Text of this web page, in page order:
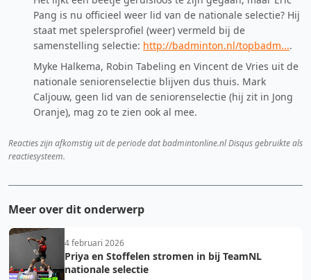
Pang is nu officieel weer lid van de nationale selectie? Hij
staat met spelersprofiel (weer) vermeld bij de
samenstelling selectie: http://badminton.nl/topbadm....
Myke Halkema, Robin Tabeling en Vincent de Vries uit de
nationale seniorenselectie blijven dus thuis. Mark
Caljouw, geen lid van de seniorenselectie (hij zit in Jong
Oranje), mag zo te zien ook al mee.
Reacties zijn afkomstig uit de periode dat badmintonline.nl Disqus gebruikte als
reactiesysteem.
Meer over dit onderwerp
4 februari 2026
Priya en Stoffelen stromen in bij TeamNL
nationale selectie